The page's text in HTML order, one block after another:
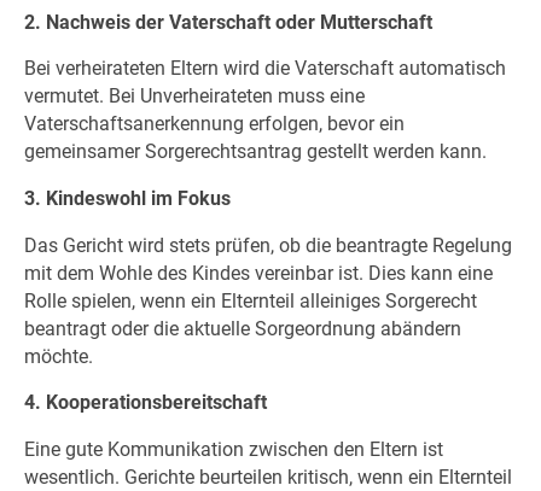
2. Nachweis der Vaterschaft oder Mutterschaft
Bei verheirateten Eltern wird die Vaterschaft automatisch
vermutet. Bei Unverheirateten muss eine
Vaterschaftsanerkennung erfolgen, bevor ein
gemeinsamer Sorgerechtsantrag gestellt werden kann.
3. Kindeswohl im Fokus
Das Gericht wird stets prüfen, ob die beantragte Regelung
mit dem Wohle des Kindes vereinbar ist. Dies kann eine
Rolle spielen, wenn ein Elternteil alleiniges Sorgerecht
beantragt oder die aktuelle Sorgeordnung abändern
möchte.
4. Kooperationsbereitschaft
Eine gute Kommunikation zwischen den Eltern ist
wesentlich. Gerichte beurteilen kritisch, wenn ein Elternteil